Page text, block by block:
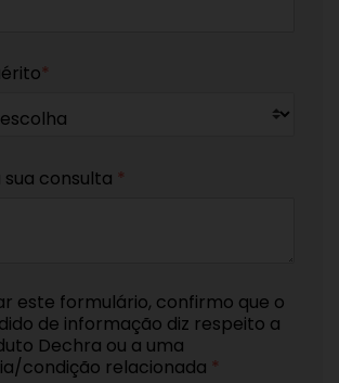
*
consulta *
este formulário, confirmo que o
de informação diz respeito a
Dechra ou a uma
condição relacionada *